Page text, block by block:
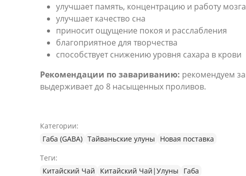
улучшает память, концентрацию и работу мозга
улучшает качество сна
приносит ощущение покоя и расслабления
благоприятное для творчества
способствует снижению уровня сахара в крови
Рекомендации по завариванию: рекомендуем
выдерживает до 8 насыщенных проливов.
Категории:
Габа (GABA) Тайваньские улуны
Новая поставка
Теги:
Китайский Чай
Китайский Чай|Улуны Габа